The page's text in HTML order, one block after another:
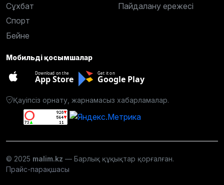
Сұхбат
Спорт
Бейне
Пайдалану ережесі
Мобильді қосымшалар
Download on the
App Store
Get it on
Google Play
Қауіпсіз орнату, жарнамасыз хабарламалар.
© 2025 malim.kz — Барлық құқықтар қорғалған.
Прайс-парақшасы